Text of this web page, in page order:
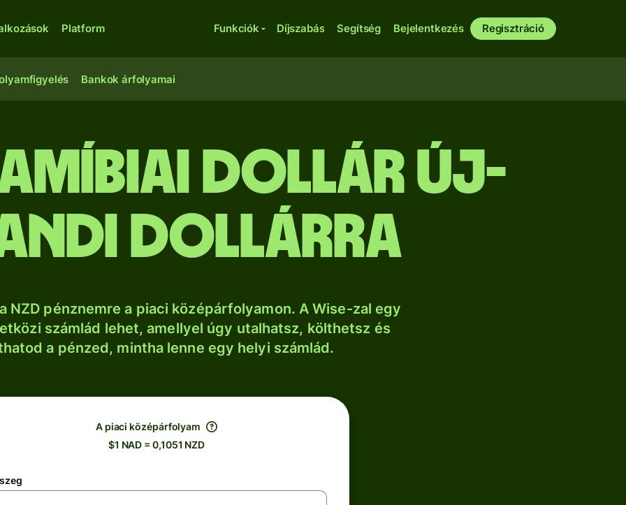
Platform Funkciók Díjszabás Segítség Bejelentkezés Regisztráció
Bankok árfolyamai
dollár új-
dollárra
NZD pénznemre a piaci középárfolyamon. A Wise-zal egy
számlád lehet, amellyel úgy utalhatsz, költhetsz és
a pénzed, mintha lenne egy helyi számlád.
A piaci középárfolyam
$1 NAD = 0,1051 NZD